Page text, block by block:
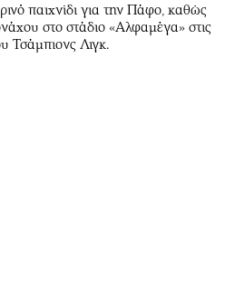
παιχνίδι για την Πάφο, καθώς
στο στάδιο «Αλφαμέγα» στις
Τσάμπιονς Λιγκ.